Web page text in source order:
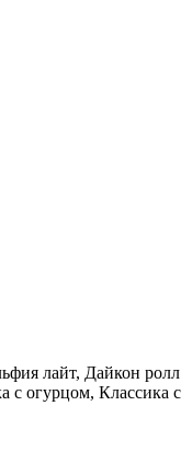
лайт, Дайкон ролл
с огурцом, Классика с